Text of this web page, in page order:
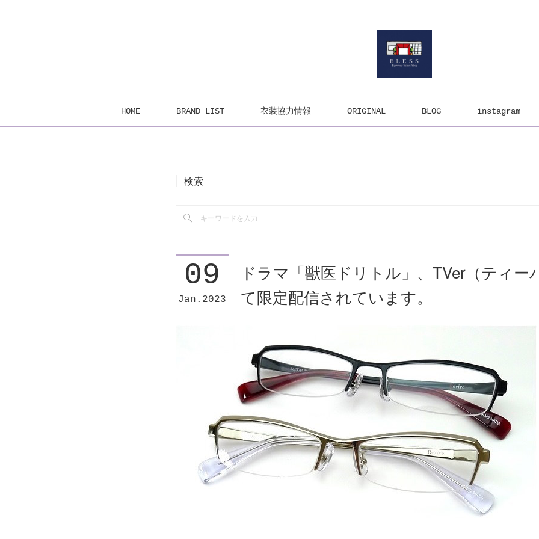
HOME BRAND LIST 衣装協力情報 ORIGINAL BLOG instagram
検索
09
Jan 2023
ドラマ「獣医ドリトル」、TVer（ティー
て限定配信されています。